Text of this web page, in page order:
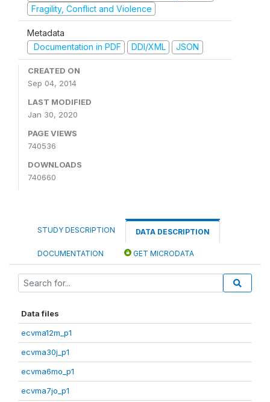
Fragility, Conflict and Violence
Metadata
Documentation in PDF
DDI/XML JSON
CREATED ON
Sep 04, 2014
LAST MODIFIED
Jan 30, 2020
PAGE VIEWS
740536
DOWNLOADS
740660
STUDY DESCRIPTION DATA DESCRIPTION
DOCUMENTATION GET MICRODATA
Data files
ecvma12m_p1
ecvma30j_p1
ecvma6mo_p1
ecvma7jo_p1